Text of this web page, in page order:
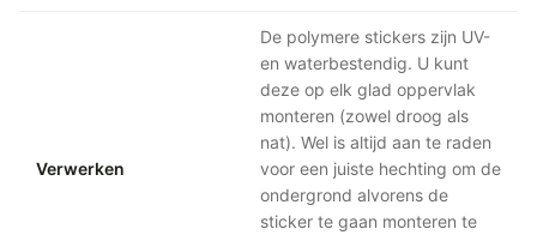
Verwerken
De polymere stickers zijn UV-
en waterbestendig. U kunt
deze op elk glad oppervlak
monteren (zowel droog als
nat). Wel is altijd aan te raden
voor een juiste hechting om de
ondergrond alvorens de
sticker te gaan monteren te